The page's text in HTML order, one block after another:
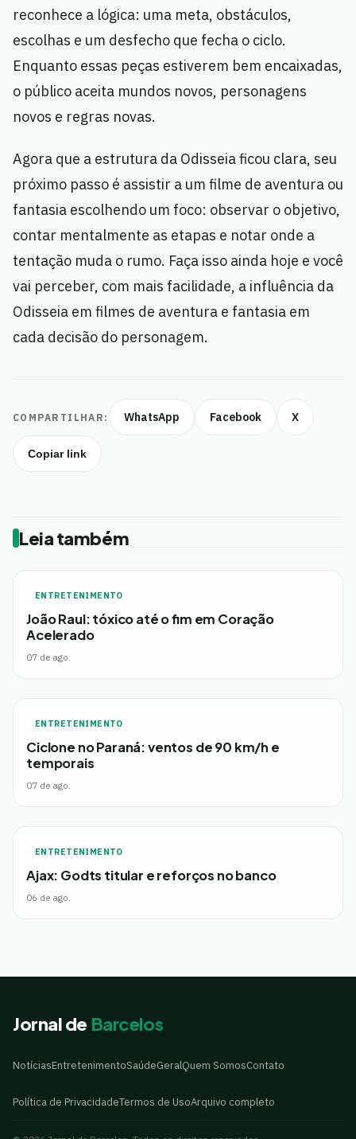
reconhece a lógica: uma meta, obstáculos,
escolhas e um desfecho que fecha o ciclo.
Enquanto essas peças estiverem bem encaixadas,
o público aceita mundos novos, personagens
novos e regras novas.
Agora que a estrutura da Odisseia ficou clara, seu
próximo passo é assistir a um filme de aventura ou
fantasia escolhendo um foco: observar o objetivo,
contar mentalmente as etapas e notar onde a
tentação muda o rumo. Faça isso ainda hoje e você
vai perceber, com mais facilidade, a influência da
Odisseia em filmes de aventura e fantasia em
cada decisão do personagem.
COMPARTILHAR: WhatsApp Facebook X
Copiar link
Leia também
ENTRETENIMENTO
João Raul: tóxico até o fim em Coração
Acelerado
07 de ago.
ENTRETENIMENTO
Ciclone no Paraná: ventos de 90 km/h e
temporais
07 de ago.
ENTRETENIMENTO
Ajax: Godts titular e reforços no banco
06 de ago.
Jornal de Barcelos
NotíciasEntretenimentoSaúdeGeralQuem SomosContato
Política de PrivacidadeTermos de UsoArquivo completo